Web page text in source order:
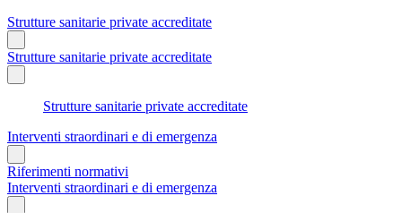
Strutture sanitarie private accreditate
Strutture sanitarie private accreditate
Strutture sanitarie private accreditate
Interventi straordinari e di emergenza
Riferimenti normativi
Interventi straordinari e di emergenza